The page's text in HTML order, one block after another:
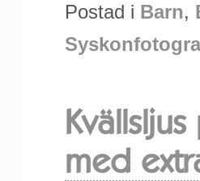
Postad i Barn,
med